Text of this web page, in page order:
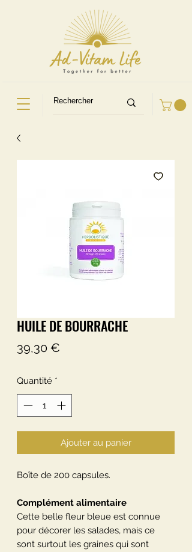
HUILE DE BOURRACHE
39,30 €
Quantité *
Ajouter au panier
Boîte de 200 capsules.
Complément alimentaire
Cette belle fleur bleue est connue
pour décorer les salades, mais ce
sont surtout les graines qui sont